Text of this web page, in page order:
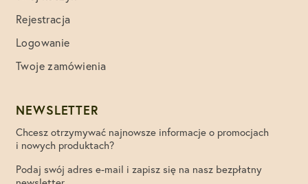
Rejestracja
Logowanie
Twoje zamówienia
NEWSLETTER
Chcesz otrzymywać najnowsze informacje o promocjach
i nowych produktach?
Podaj swój adres e-mail i zapisz się na nasz bezpłatny